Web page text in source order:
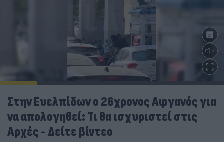
Στην Ευελπίδων ο 26χρονος Αφγανός για
να απολογηθεί: Τι θα ισχυριστεί στις
Αρχές - Δείτε βίντεο